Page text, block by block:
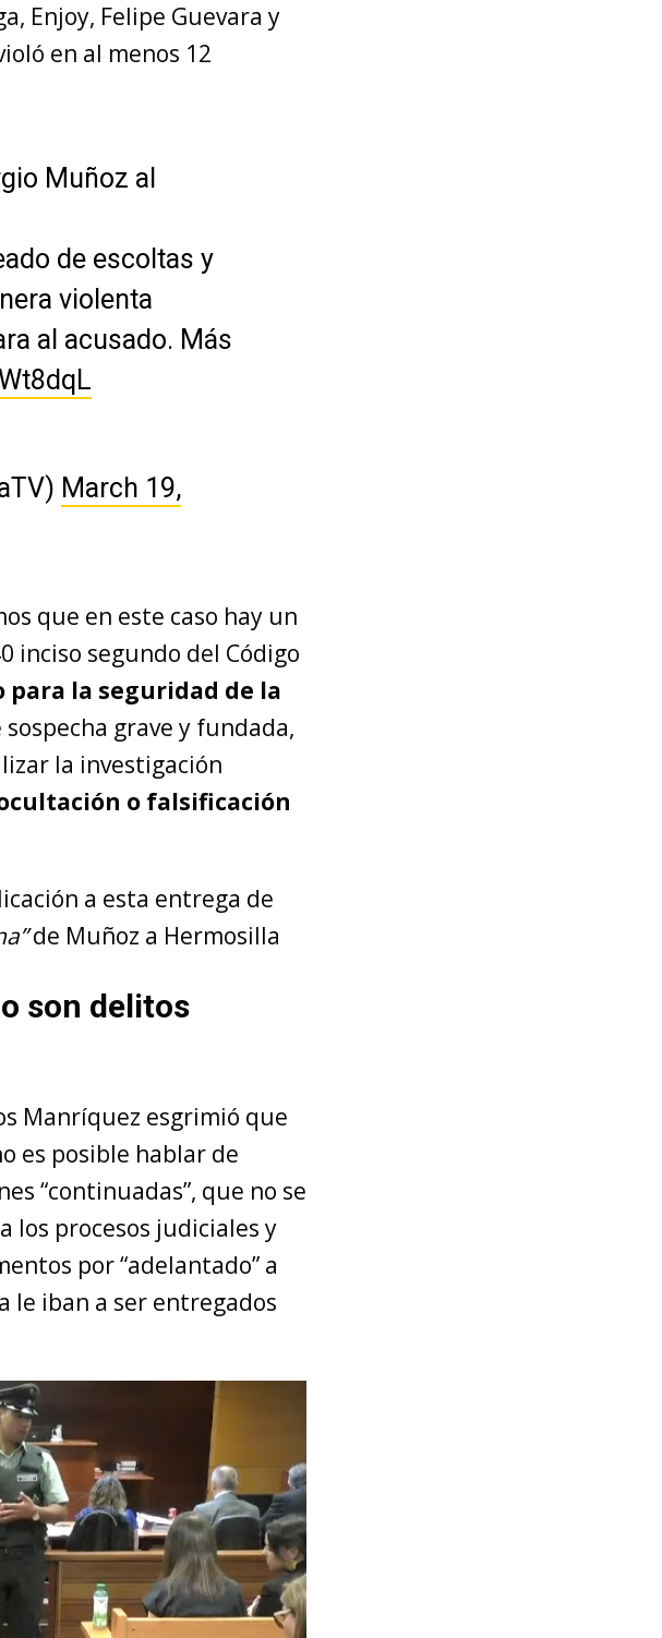
Enjoy, Felipe Guevara y
en al menos 12
Muñoz al
de escoltas y
violenta
al acusado. Más
March 19,
que en este caso hay un
inciso segundo del Código
para la seguridad de la
grave y fundada,
la investigación
o falsificación
a esta entrega de
de Muñoz a Hermosilla
son delitos
Manríquez esgrimió que
es posible hablar de
“continuadas”, que no se
los procesos judiciales y
por “adelantado” a
le iban a ser entregados